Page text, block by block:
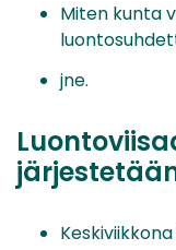
Miten kunta
jne.
Keskiviikkona